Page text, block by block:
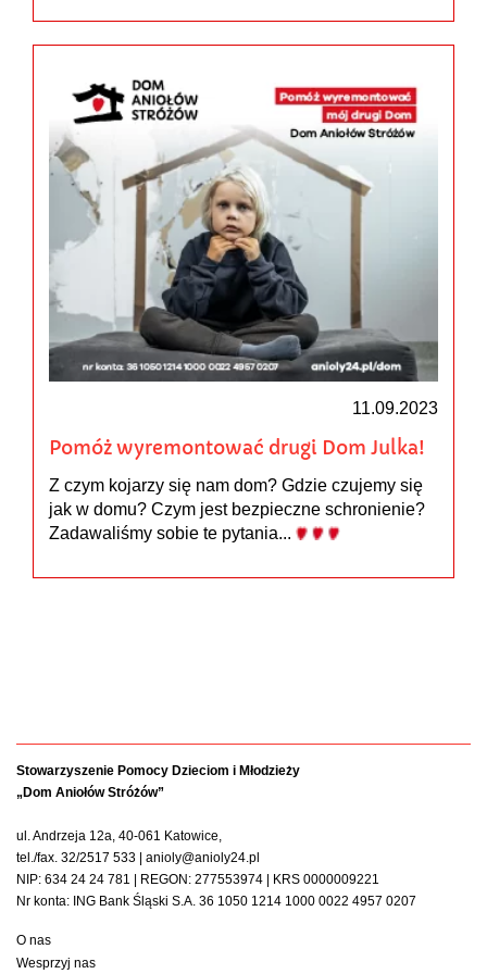
11.09.2023
Pomóż wyremontować drugi Dom Julka!
Z czym kojarzy się nam dom? Gdzie czujemy się
jak w domu? Czym jest bezpieczne schronienie?
Zadawaliśmy sobie te pytania...
Stowarzyszenie Pomocy Dzieciom i Młodzieży
„Dom Aniołów Stróżów”
ul. Andrzeja 12a, 40-061 Katowice,
tel./fax. 32/2517 533 | anioly@anioly24.pl
NIP: 634 24 24 781 | REGON: 277553974 | KRS 0000009221
Nr konta: ING Bank Śląski S.A. 36 1050 1214 1000 0022 4957 0207
O nas
Wesprzyj nas